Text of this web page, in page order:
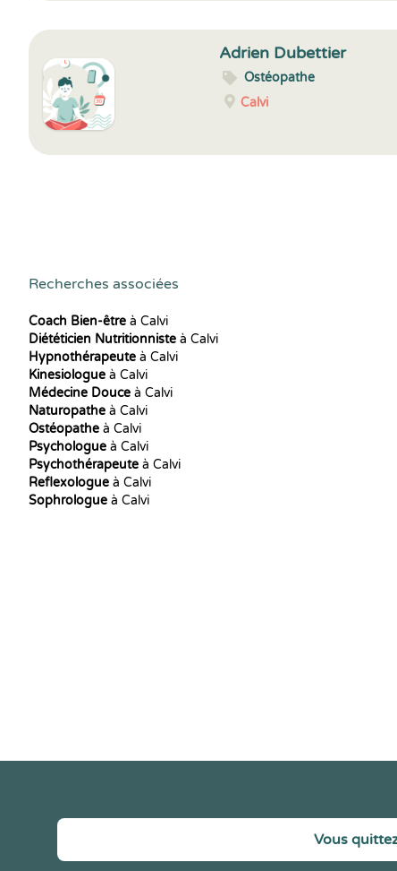
Adrien Dubettier
Ostéopathe
Calvi
Recherches associées
Coach Bien-être à Calvi
Diététicien Nutritionniste à Calvi
Hypnothérapeute à Calvi
Kinesiologue à Calvi
Médecine Douce à Calvi
Naturopathe à Calvi
Ostéopathe à Calvi
Psychologue à Calvi
Psychothérapeute à Calvi
Reflexologue à Calvi
Sophrologue à Calvi
Vous